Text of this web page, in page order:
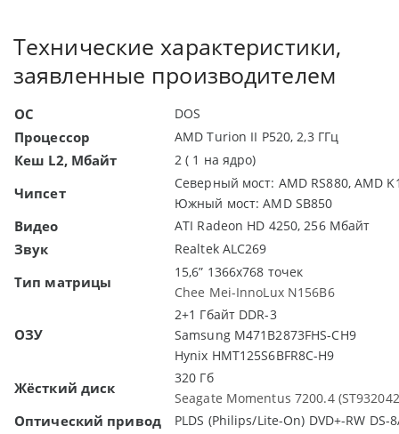
Технические характеристики,
заявленные производителем
ОС DOS
Процессор AMD Turion II P520, 2,3 ГГц
Кеш L2, Мбайт 2 ( 1 на ядро)
Чипсет
Северный мост: AMD RS880, AMD
Южный мост: AMD SB850
Видео ATI Radeon HD 4250, 256 Мбайт
Звук Realtek ALC269
Тип матрицы
15,6” 1366х768 точек
Chee Mei-InnoLux N156B6
ОЗУ
2+1 Гбайт DDR-3
Samsung M471B2873FHS-CH9
Hynix HMT125S6BFR8C-H9
Жёсткий диск
320 Гб
Seagate Momentus 7200.4
Оптический привод PLDS (Philips/Lite-On) DVD+-RW DS-